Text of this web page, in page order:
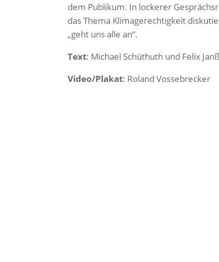
dem Publikum. In lockerer
das Thema Klimagerechtigkeit
„geht uns alle an“.
Text: Michael Schüthuth und Felix
Video/Plakat: Roland Vossebrecker